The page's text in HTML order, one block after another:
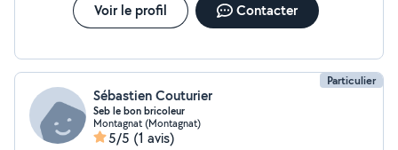
Voir le profil Contacter
Particulier
Sébastien Couturier
Seb le bon bricoleur
Montagnat (Montagnat)
5/5 (1 avis)